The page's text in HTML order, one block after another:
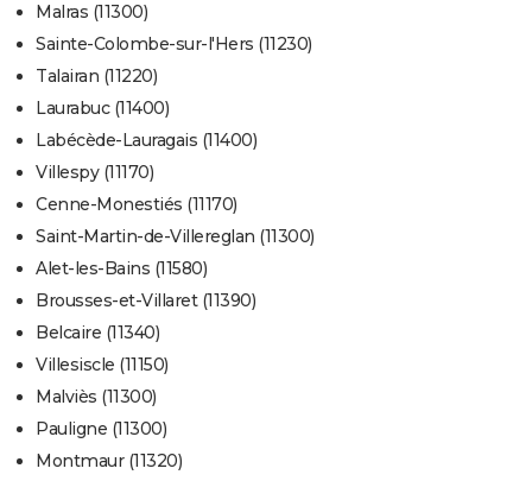
Malras (11300)
Sainte-Colombe-sur-l'Hers (11230)
Talairan (11220)
Laurabuc (11400)
Labécède-Lauragais (11400)
Villespy (11170)
Cenne-Monestiés (11170)
Saint-Martin-de-Villereglan (11300)
Alet-les-Bains (11580)
Brousses-et-Villaret (11390)
Belcaire (11340)
Villesiscle (11150)
Malviès (11300)
Pauligne (11300)
Montmaur (11320)